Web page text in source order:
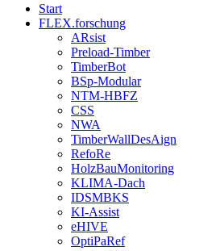
Start
FLEX.forschung
ARsist
Preload-Timber
TimberBot
BSp-Modular
NTM-HBFZ
CSS
NWA
TimberWallDesAign
RefoRe
HolzBauMonitoring
KLIMA-Dach
IDSMBKS
KI-Assist
eHIVE
OptiPaRef